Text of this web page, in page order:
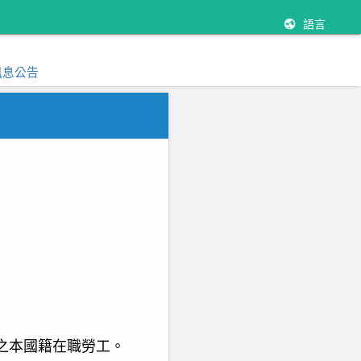
語言
公告
國籍在職勞工。